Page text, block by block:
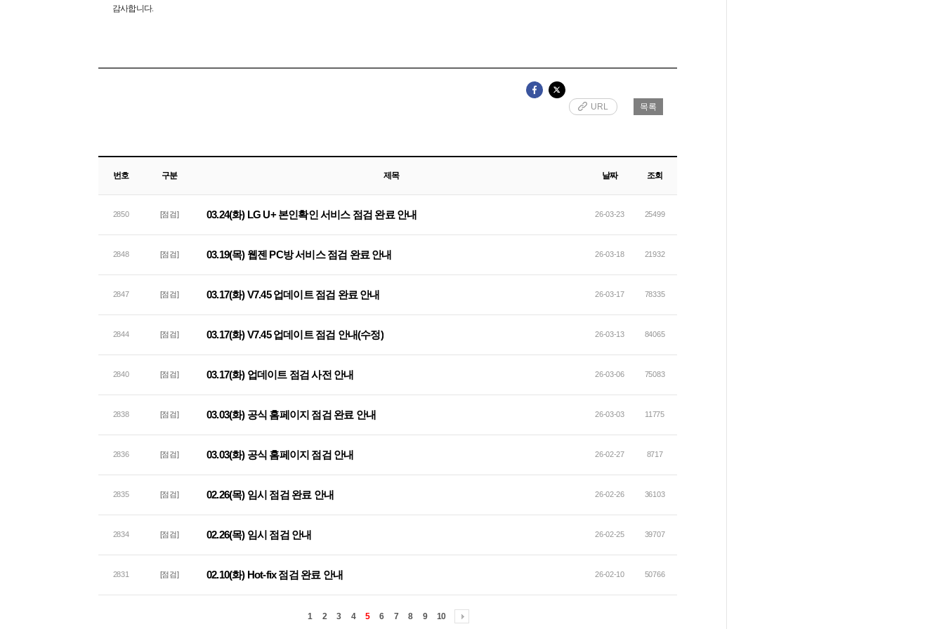
감사합니다.
URL
번호 구분 제목 날짜 조회
2850 [점검] 03.24(화) LG U+ 본인확인 서비스 점검 완료 안내 26-03-23 25499
2848 [점검] 03.19(목) 웹젠 PC방 서비스 점검 완료 안내 26-03-18 21932
2847 [점검] 03.17(화) V7.45 업데이트 점검 완료 안내 26-03-17 78335
2844 [점검] 03.17(화) V7.45 업데이트 점검 안내(수정) 26-03-13 84065
2840 [점검] 03.17(화) 업데이트 점검 사전 안내 26-03-06 75083
2838 [점검] 03.03(화) 공식 홈페이지 점검 완료 안내 26-03-03 11775
2836 [점검] 03.03(화) 공식 홈페이지 점검 안내 26-02-27 8717
2835 [점검] 02.26(목) 임시 점검 완료 안내 26-02-26 36103
2834 [점검] 02.26(목) 임시 점검 안내 26-02-25 39707
2831 [점검] 02.10(화) Hot-fix 점검 완료 안내 26-02-10 50766
1 2 3 4 5 6 7 8 9 10